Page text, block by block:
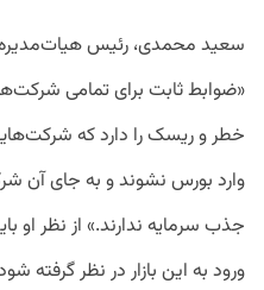
سعید محمدی، رئیس هیات‌مدیره
«ضوابط ثابت برای تمامی
خطر و ریسک را دارد که
وارد بورس نشوند و به جای آن
جذب سرمایه ندارند.» از نظر
ورود به این بازار در نظر گرفته